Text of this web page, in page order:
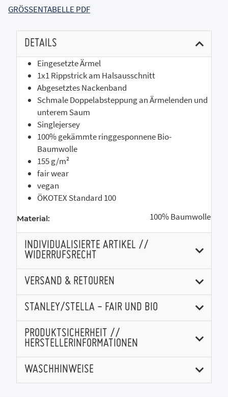
GRÖSSENTABELLE PDF
DETAILS
Eingesetzte Ärmel
1x1 Rippstrick am Halsausschnitt
Abgesetztes Nackenband
Schmale Doppelabsteppung an Ärmelenden und
unterem Saum
Singlejersey
100% gekämmte ringgesponnene Bio-
Baumwolle
155 g/m²
fair wear
vegan
ÖKOTEX Standard 100
Material: 100% Baumwolle
INDIVIDUALISIERTE ARTIKEL //
WIDERRUFSRECHT
VERSAND & RETOUREN
STANLEY/STELLA - FAIR UND BIO
PRODUKTSICHERHEIT //
HERSTELLERINFORMATIONEN
WASCHHINWEISE